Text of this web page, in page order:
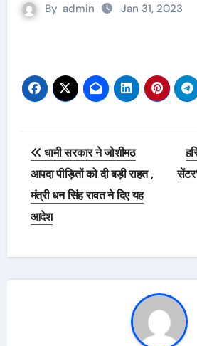
By admin Jan 31, 2023
Post
navigation
धामी सरकार ने जोशीमठ
आपदा पीड़ितों को दी बड़ी राहत ,
मंत्री धन सिंह रावत ने दिए यह
आदेश